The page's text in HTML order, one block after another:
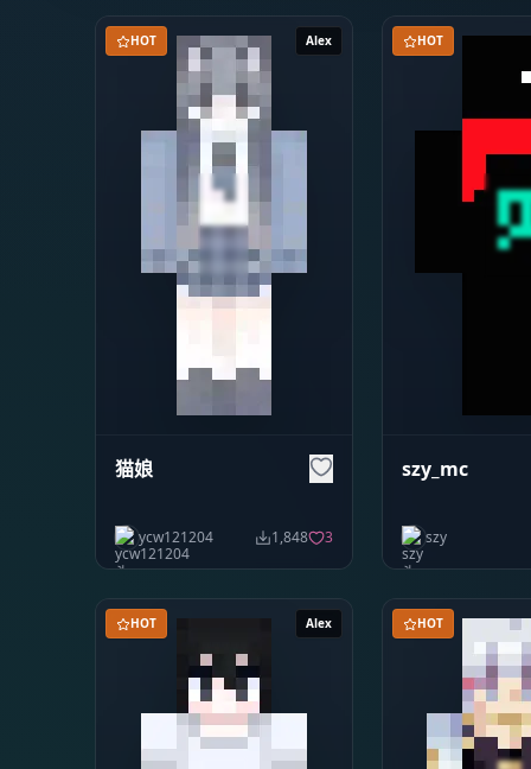
Alex
HOT
猫娘
ycw121204 1,848 3
HOT
szy_mc
szy
Alex
HOT HOT